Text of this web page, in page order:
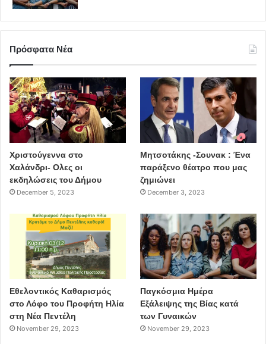
Πρόσφατα Νέα
Χριστούγεννα στο
Χαλάνδρι- Ολες οι
εκδηλώσεις του Δήμου
December 5, 2023
Μητσοτάκης -Σουνακ : Ένα
παράξενο θέατρο που μας
ζημιώνει
December 3, 2023
Εθελοντικός Καθαρισμός
στο Λόφο του Προφήτη Ηλία
στη Νέα Πεντέλη
November 29, 2023
Παγκόσμια Ημέρα
Εξάλειψης της Βίας κατά
των Γυναικών
November 29, 2023